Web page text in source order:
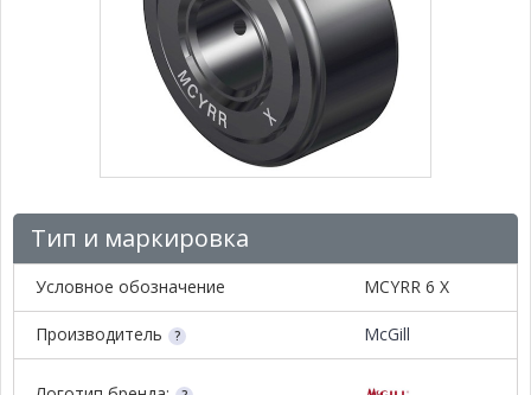
Тип и маркировка
Условное обозначение MCYRR 6 X
Производитель McGill